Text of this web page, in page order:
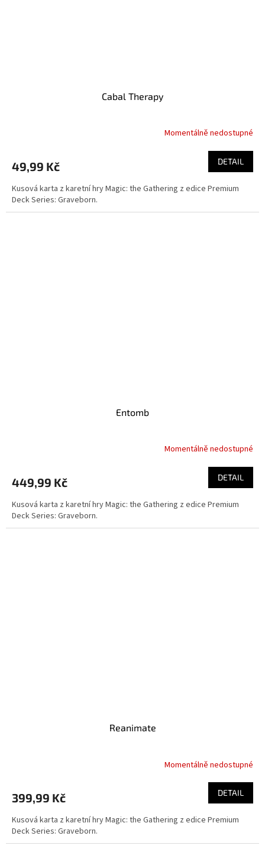
Cabal Therapy
Momentálně nedostupné
49,99 Kč DETAIL
Kusová karta z karetní hry Magic: the Gathering z edice Premium
Deck Series: Graveborn.
Entomb
Momentálně nedostupné
449,99 Kč DETAIL
Kusová karta z karetní hry Magic: the Gathering z edice Premium
Deck Series: Graveborn.
Reanimate
Momentálně nedostupné
399,99 Kč DETAIL
Kusová karta z karetní hry Magic: the Gathering z edice Premium
Deck Series: Graveborn.